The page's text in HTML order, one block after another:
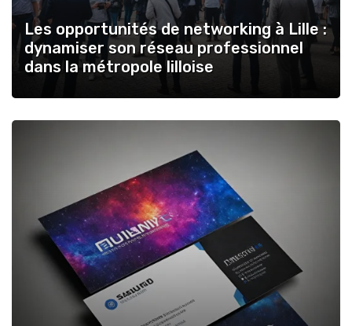
Les opportunités de networking à Lille :
dynamiser son réseau professionnel
dans la métropole lilloise